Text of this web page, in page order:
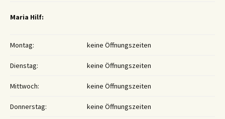
Maria Hilf:
Montag: keine Öffnungszeiten
Dienstag: keine Öffnungszeiten
Mittwoch: keine Öffnungszeiten
Donnerstag: keine Öffnungszeiten